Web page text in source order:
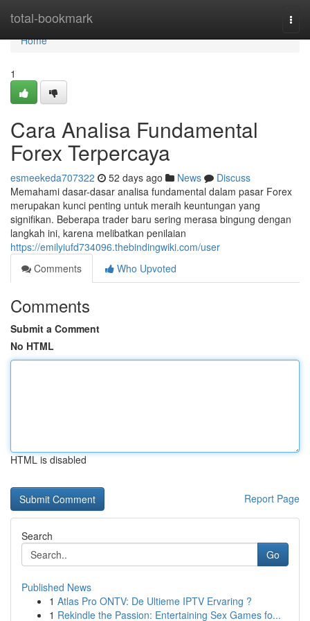
total-bookmark
Home
Home
1
Cara Analisa Fundamental
Forex Terpercaya
esmeekeda707322 52 days ago News
Discuss
Memahami dasar-dasar analisa fundamental dalam pasar Forex
merupakan kunci penting untuk meraih keuntungan yang
signifikan. Beberapa trader baru sering merasa bingung dengan
langkah ini, karena melibatkan penilaian
https://emilyiufd734096.thebindingwiki.com/user
Comments
Who Upvoted
Comments
Submit a Comment
No HTML
HTML is disabled
Report Page
Search
Go
Published News
1 Atlas Pro ONTV: De Ultieme IPTV Ervaring ?
1 Rekindle the Passion: Entertaining Sex Games fo...